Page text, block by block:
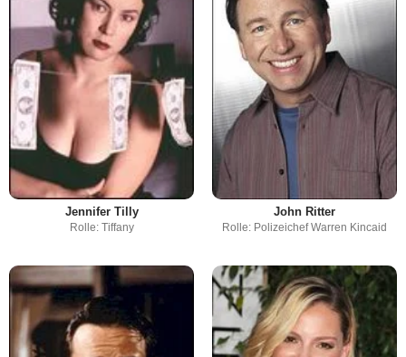
Jennifer Tilly
Rolle: Tiffany
John Ritter
Rolle: Polizeichef Warren Kincaid